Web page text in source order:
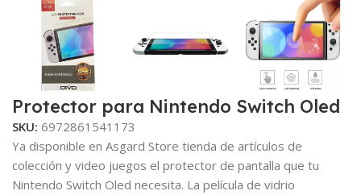
Protector para Nintendo Switch Oled
SKU: 6972861541173
Ya disponible en Asgard Store tienda de artículos de
colección y video juegos el protector de pantalla que tu
Nintendo Switch Oled necesita. La película de vidrio